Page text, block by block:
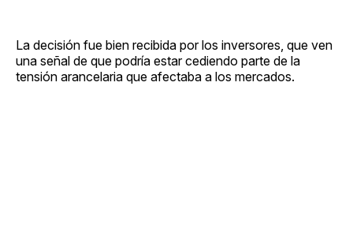
La decisión fue bien recibida por los inversores, que ven
una señal de que podría estar cediendo parte de la
tensión arancelaria que afectaba a los mercados.